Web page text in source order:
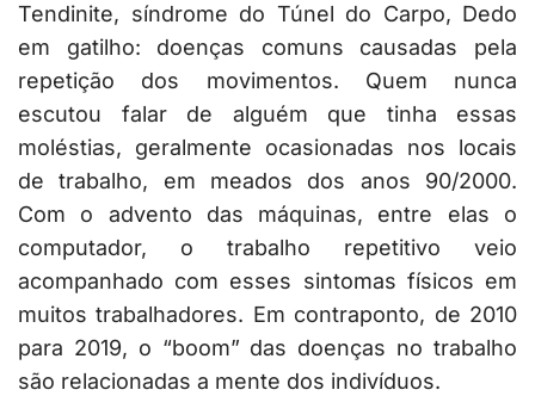
Tendinite, síndrome do Túnel do Carpo, Dedo
em gatilho: doenças comuns causadas pela
repetição dos movimentos. Quem nunca
escutou falar de alguém que tinha essas
moléstias, geralmente ocasionadas nos locais
de trabalho, em meados dos anos 90/2000.
Com o advento das máquinas, entre elas o
computador, o trabalho repetitivo veio
acompanhado com esses sintomas físicos em
muitos trabalhadores. Em contraponto, de 2010
para 2019, o “boom” das doenças no trabalho
são relacionadas a mente dos indivíduos.